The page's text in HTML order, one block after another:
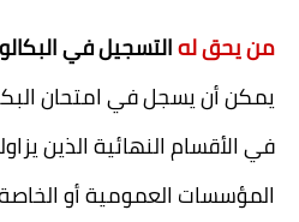
من يحق لهالتسجيل في البكالوريا
يمكن أن يسجل في امتحان
في الأقسام النهائية الذين
المؤسسات العمومية أو